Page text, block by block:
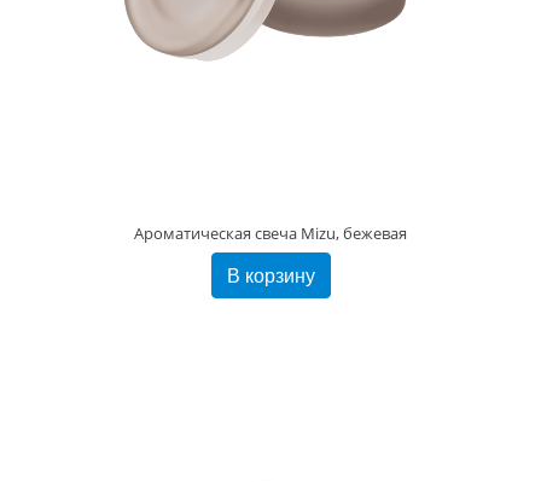
Ароматическая свеча Mizu, бежевая
В корзину